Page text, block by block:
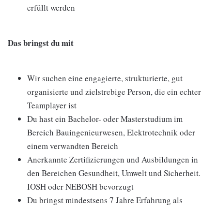
erfüllt werden
Das bringst du mit
Wir suchen eine engagierte, strukturierte, gut
organisierte und zielstrebige Person, die ein echter
Teamplayer ist
Du hast ein Bachelor- oder Masterstudium im
Bereich Bauingenieurwesen, Elektrotechnik oder
einem verwandten Bereich
Anerkannte Zertifizierungen und Ausbildungen in
den Bereichen Gesundheit, Umwelt und Sicherheit.
IOSH oder NEBOSH bevorzugt
Du bringst mindestsens 7 Jahre Erfahrung als